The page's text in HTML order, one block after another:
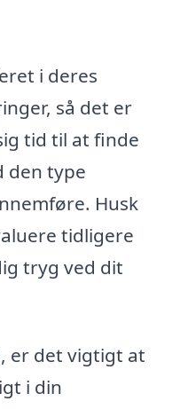
i deres
så det er
tid til at finde
den type
Husk
tidligere
tryg ved dit
er det vigtigt at
i din